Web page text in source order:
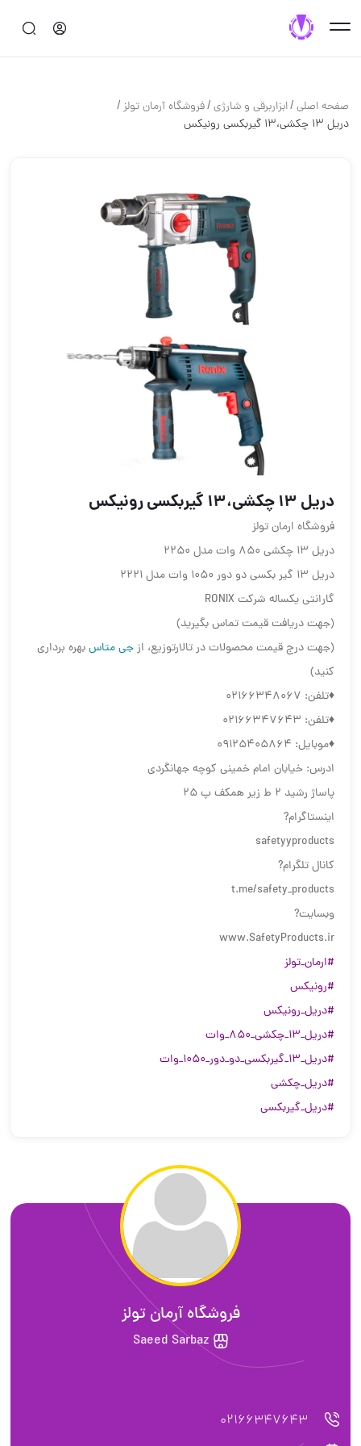
صفحه اصلی/ابزاربرقی و شارژی/فروشگاه آرمان تولز/
دریل ۱۳ چکشی،۱۳ گیربکسی رونیکس
دریل ۱۳ چکشی،۱۳ گیربکسی رونیکس
فروشگاه ارمان تولز
دریل 13 چکشی 850 وات مدل 2250
دریل 13 گیر بکسی دو دور 1050 وات مدل 2221
گارانتی یکساله شرکت RONIX
(جهت دریافت قیمت تماس بگیرید)
(جهت درج قیمت محصولات در تالارتوزیع، ازجی متاسبهره برداری
کنید)
♦️تلفن: 02166348067
♦️تلفن: 02166347643
♦️موبایل: 09125405864
ادرس: خیابان امام خمینی کوچه جهانگردی
پاساژ رشید 2 ط زیر همکف پ 25
اینستاگرام?
safetyyproducts
کانال تلگرام?
t.me/safety_products
وبسایت?
www.SafetyProducts.ir
#ارمان_تولز
#رونیکس
#دریل_رونیکس
#دریل_13_چکشی_850_وات
#دریل_13_گیربکسی_دو_دور_1050_وات
#دریل_چکشی
#دریل_گیربکسی
فروشگاه آرمان تولز
Saeed Sarbaz
02166347643